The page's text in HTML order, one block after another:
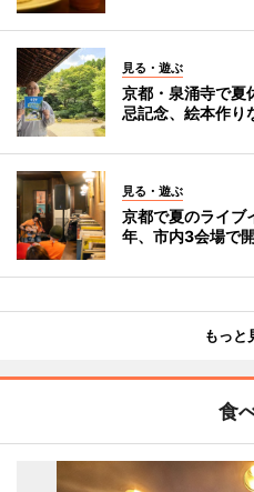
見る・遊ぶ
京都・泉涌寺で
忌記念、絵本作り
見る・遊ぶ
京都で夏のライ
年、市内3会場で
もっと
食